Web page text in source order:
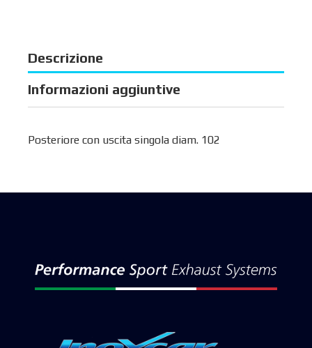
Descrizione
Informazioni aggiuntive
Posteriore con uscita singola diam. 102